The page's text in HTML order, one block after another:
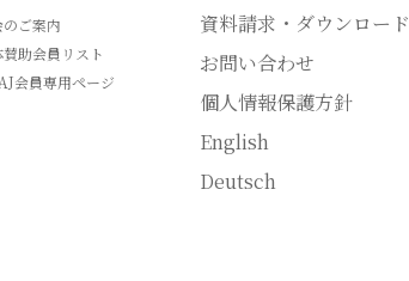
のご案内
賛助会員リスト
会員専用ページ
資料請求・ダウンロード
お問い合わせ
個人情報保護方針
English
Deutsch